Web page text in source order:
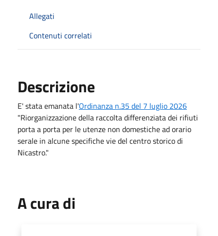
Allegati
Contenuti correlati
Descrizione
E' stata emanata l'Ordinanza n.35 del 7 luglio 2026
"Riorganizzazione della raccolta differenziata dei rifiuti
porta a porta per le utenze non domestiche ad orario
serale in alcune specifiche vie del centro storico di
Nicastro."
A cura di